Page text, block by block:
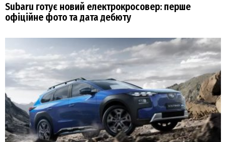
Subaru готує новий електрокросовер: перше
офіційне фото та дата дебюту